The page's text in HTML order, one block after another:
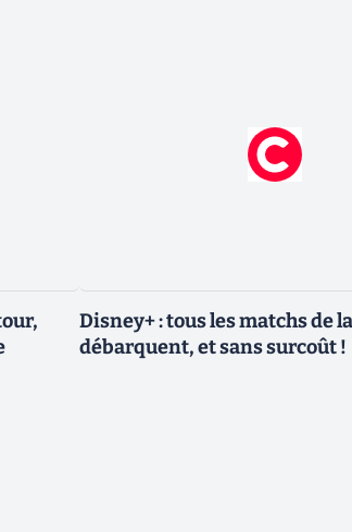
Disney+ : tous les matchs de
débarquent, et sans surcoût !